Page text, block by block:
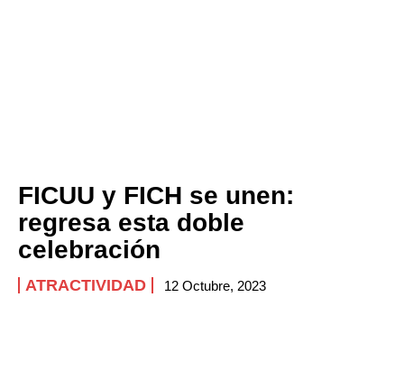
FICUU y FICH se unen:
regresa esta doble
celebración
ATRACTIVIDAD 12 Octubre, 2023